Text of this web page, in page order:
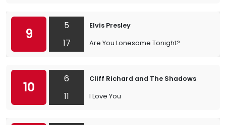
9
5
17
Elvis Presley
Are You Lonesome Tonight?
10
6
11
Cliff Richard and The Shadows
I Love You